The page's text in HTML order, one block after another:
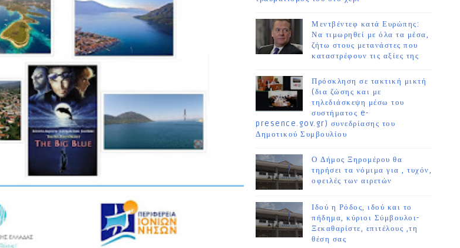
Μεντβέντεφ κατά Ευρώπης:
Να τιμωρηθεί με όλα τα μέσα,
ζήτω στους μετανάστες που
καταστρέφουν τις αξίες της
Πρόσκληση σε τακτική μικτή
(δια ζώσης και με
τηλεδιάσκεψη μέσω του
συστήματος e-
presence.gov.gr) συνεδρίασης του
Δημοτικού Συμβουλίου
Ο Δήμος Ξηρομέρου θα
τηρήσει τα νόμιμα για , τυχόν,
οφειλές των αιρετών
Ιδού η Ρόδος, ιδού και το
πήδημα, κύριοι Σύμβουλοι-
Ξεκαθαρίστε, επιτέλους ,τη
θέση σας